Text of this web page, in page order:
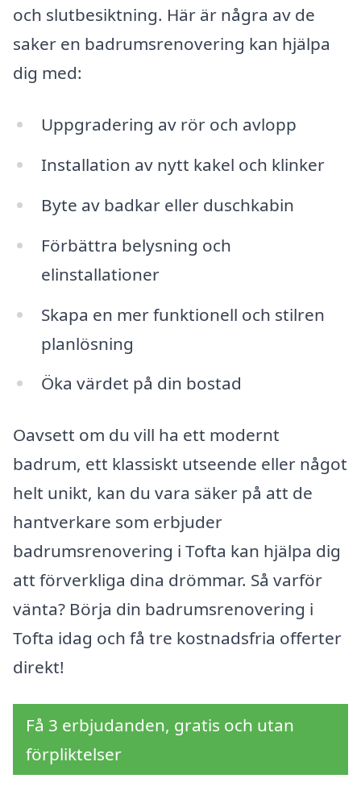
och slutbesiktning. Här är några av de
saker en badrumsrenovering kan hjälpa
dig med:
Uppgradering av rör och avlopp
Installation av nytt kakel och klinker
Byte av badkar eller duschkabin
Förbättra belysning och
elinstallationer
Skapa en mer funktionell och stilren
planlösning
Öka värdet på din bostad
Oavsett om du vill ha ett modernt
badrum, ett klassiskt utseende eller något
helt unikt, kan du vara säker på att de
hantverkare som erbjuder
badrumsrenovering i Tofta kan hjälpa dig
att förverkliga dina drömmar. Så varför
vänta? Börja din badrumsrenovering i
Tofta idag och få tre kostnadsfria offerter
direkt!
Få 3 erbjudanden, gratis och utan
förpliktelser